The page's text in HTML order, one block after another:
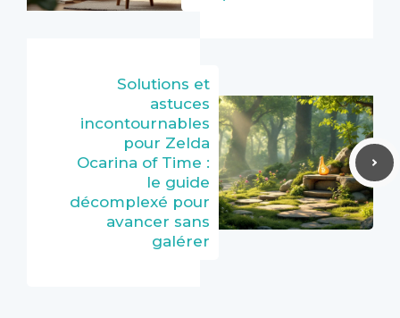
Solutions et
astuces
incontournables
pour Zelda
Ocarina of Time :
le guide
décomplexé pour
avancer sans
galérer